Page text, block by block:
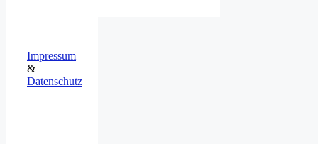
Impressum
&
Datenschutz